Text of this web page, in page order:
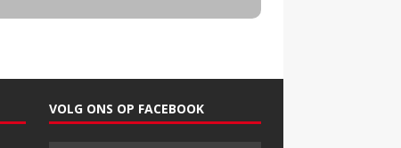
VOLG ONS OP FACEBOOK